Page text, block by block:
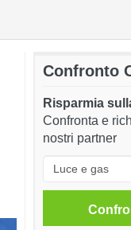
Confronto
Risparmia
Confronta e
nostri partner